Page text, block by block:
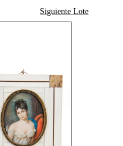
Siguiente Lote